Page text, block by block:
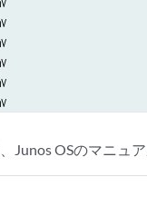
mV
mV
mV
mV
mV
mV
mV
mV
Junos OSのマニュ